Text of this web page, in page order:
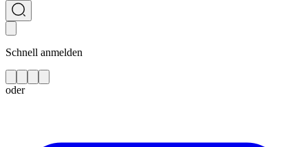
Schnell anmelden
oder